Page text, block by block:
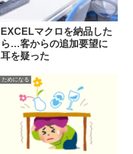
EXCELマクロを納品した
ら…客からの追加要望に
耳を疑った
ためになる